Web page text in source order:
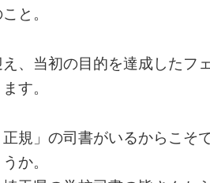
と。
、当初の目的を達成したフ
す。
正規」の司書がいるからこそ
か。